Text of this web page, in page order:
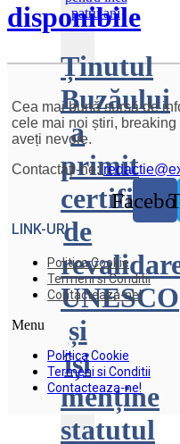
Ținutul
Buzăului
a
primit
de
UNESCO
și
își
menține
statutul
disponibile
Cea mai bună sursă de
cele mai noi știri,
aveți nevoie.
Contactați-ne:
LINK-URI
Politica Cookie
Termeni si Conditii
Contacteaza-ne!
Menu
Politica Cookie
Termeni si Conditii
Contacteaza-ne!